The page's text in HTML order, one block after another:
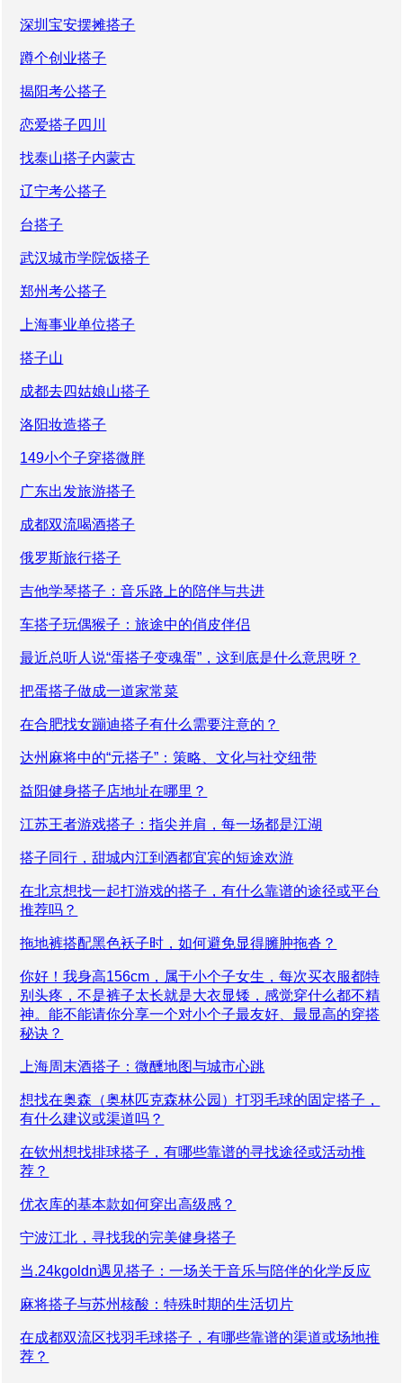
深圳宝安摆摊搭子
蹲个创业搭子
揭阳考公搭子
恋爱搭子四川
找泰山搭子内蒙古
辽宁考公搭子
台搭子
武汉城市学院饭搭子
郑州考公搭子
上海事业单位搭子
搭子山
成都去四姑娘山搭子
洛阳妆造搭子
149小个子穿搭微胖
广东出发旅游搭子
成都双流喝酒搭子
俄罗斯旅行搭子
吉他学琴搭子：音乐路上的陪伴与共进
车搭子玩偶猴子：旅途中的俏皮伴侣
最近总听人说“蛋搭子变魂蛋”，这到底是什么意思呀？
把蛋搭子做成一道家常菜
在合肥找女蹦迪搭子有什么需要注意的？
达州麻将中的“元搭子”：策略、文化与社交纽带
益阳健身搭子店地址在哪里？
江苏王者游戏搭子：指尖并肩，每一场都是江湖
搭子同行，甜城内江到酒都宜宾的短途欢游
在北京想找一起打游戏的搭子，有什么靠谱的途径或平台
推荐吗？
拖地裤搭配黑色袄子时，如何避免显得臃肿拖沓？
你好！我身高156cm，属于小个子女生，每次买衣服都特
别头疼，不是裤子太长就是大衣显矮，感觉穿什么都不精
神。能不能请你分享一个对小个子最友好、最显高的穿搭
秘诀？
上海周末酒搭子：微醺地图与城市心跳
想找在奥森（奥林匹克森林公园）打羽毛球的固定搭子，
有什么建议或渠道吗？
在钦州想找排球搭子，有哪些靠谱的寻找途径或活动推
荐？
优衣库的基本款如何穿出高级感？
宁波江北，寻找我的完美健身搭子
当.24kgoldn遇见搭子：一场关于音乐与陪伴的化学反应
麻将搭子与苏州核酸：特殊时期的生活切片
在成都双流区找羽毛球搭子，有哪些靠谱的渠道或场地推
荐？